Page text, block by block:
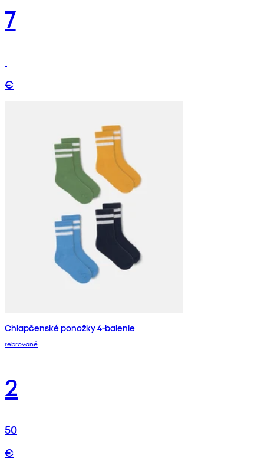
7
€
Chlapčenské ponožky 4-balenie
rebrované
2
50
€